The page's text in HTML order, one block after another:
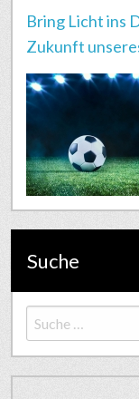
Bring Licht ins
Zukunft
Suche